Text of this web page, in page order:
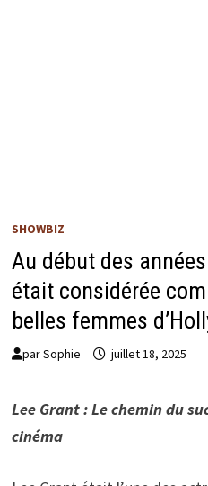
SHOWBIZ
Au début des
était considérée
belles femmes
parSophie juillet 18, 2025
Lee Grant : Le chemin du
cinéma